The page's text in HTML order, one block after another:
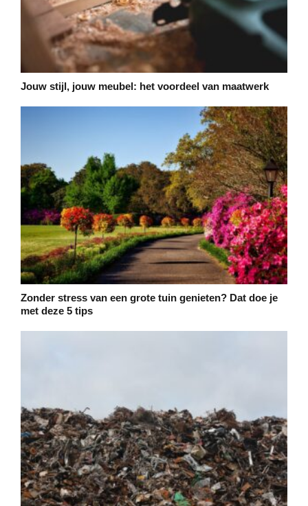
Jouw stijl, jouw meubel: het voordeel van maatwerk
Zonder stress van een grote tuin genieten? Dat doe je
met deze 5 tips